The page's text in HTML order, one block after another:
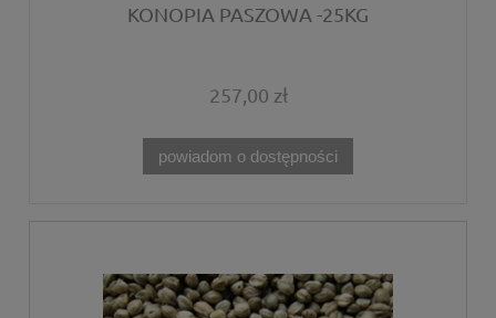
KONOPIA PASZOWA -25KG
257,00 zł
powiadom o dostępności